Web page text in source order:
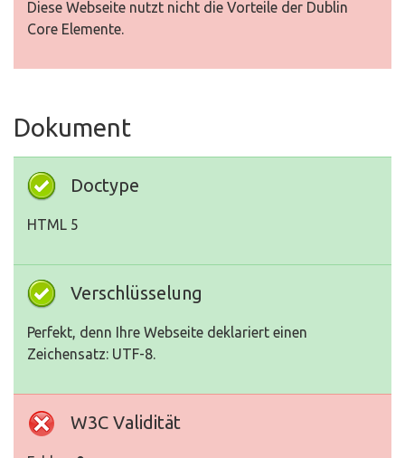
Diese Webseite nutzt nicht die Vorteile der Dublin
Core Elemente.
Dokument
Doctype
HTML 5
Verschlüsselung
Perfekt, denn Ihre Webseite deklariert einen
Zeichensatz: UTF-8.
W3C Validität